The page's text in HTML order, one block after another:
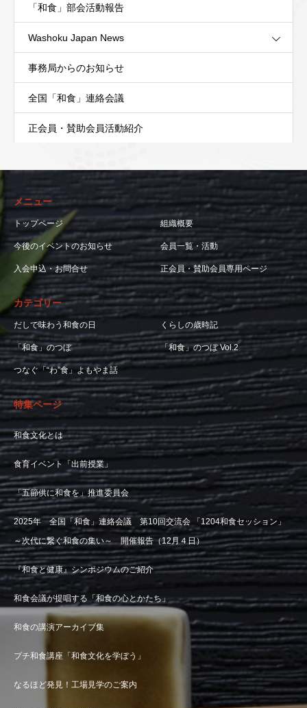
「和食」部会活動報告
Washoku Japan News
事務局からのお知らせ
全国「和食」連絡会議
正会員・賛助会員活動紹介
メニュー
トップページ 組織概要
今後のイベントのお知らせ 会員一覧・活動
入会申込・お問合せ 正会員・賛助会員専用ページ
カテゴリー
だしで味わう和食の日 くらしの歳時記
「和食」のつぼ 「和食」のつぼ Vol.2
つなぐ「“わ”食」よもやま話
特集ページ
和食文化とは
食育イベント「出前授業」
「五節供に和食を」推進委員会
2025年 全国「和食」連絡会議 第10回交流会 「1204和食セッション」
～次代に繋ぐ和食の集い～ 開催報告（12月４日）
『和食と健康』シンポジウムのご紹介
和食会議が提唱する「和食の心とかたち」
和食の講演アーカイブ集
プチ和食講座「和食文化を学ぼう」
なるほど発見！工場見学のご案内